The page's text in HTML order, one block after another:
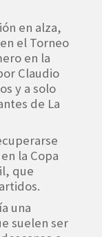
en alza,
el Torneo
en la
Claudio
y a solo
de La
la Copa
que
una
suelen ser